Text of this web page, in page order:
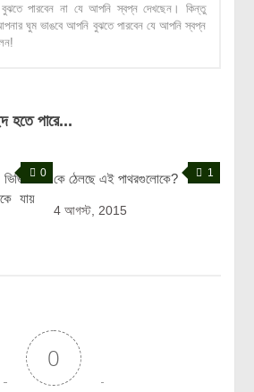
পারবেন না যে আপনি স্বপ্ন দেখছেন। কিন্তু
ঘুম ভাঙবে আপনি বুঝতে পারবেন যে আপনি স্বপ্ন
হতে পারে...
0
যায়
1
কে ঠেলছে এই পাথরগুলোকে?
4 আগস্ট, 2015
0